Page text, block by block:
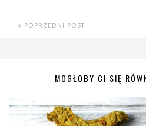
POPRZEDNI POST
MOGŁOBY CI SIĘ